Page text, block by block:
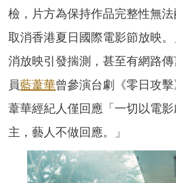
檢，片方為保持作品完整性無
取消香港夏日國際電影節放映
消放映引發揣測，甚至有網路
員藍葦華曾參演台劇《零日攻
葦華經紀人僅回應「一切以電
主，藝人不做回應。」